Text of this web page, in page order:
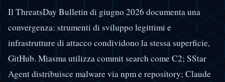
Il ThreatsDay Bulletin di giugno 2026 documenta una
convergenza: strumenti di sviluppo legittimi e
infrastrutture di attacco condividono la stessa superficie,
GitHub. Miasma utilizza commit search come C2; SStar
Agent distribuisce malware via npm e repository; Claude